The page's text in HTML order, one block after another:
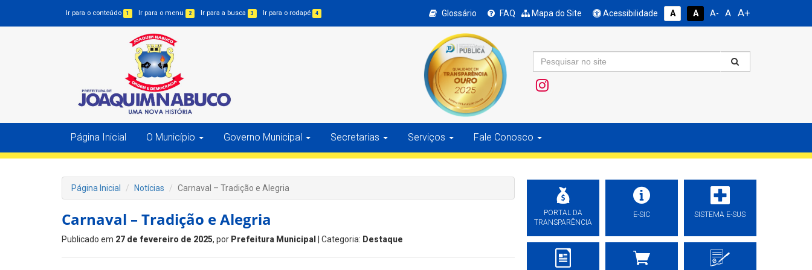
Ir para o conteúdo 1 Ir para o menu 2 Ir para a busca 3 Ir para o rodapé 4 Glossário FAQ Mapa do Site Acessibilidade A A A- A A+
Página Inicial O Município Governo Municipal Secretarias Serviços Fale Conosco
Página Inicial Notícias Carnaval – Tradição e Alegria
Carnaval – Tradição e Alegria
Publicado em 27 de fevereiro de 2025, por Prefeitura Municipal | Categoria: Destaque
PORTAL DA
TRANSPARÊNCIA
E-SIC SISTEMA E-SUS